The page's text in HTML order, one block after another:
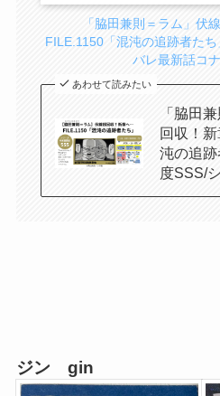
「脇田兼則＝ラム」伏
FILE.1150「混沌の追跡者た
バレ最新話コナ
あわせて読みたい
「脇田
回収！
沌の追
度SSS/
ジン gin